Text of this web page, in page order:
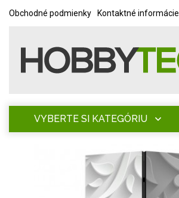
Obchodné podmienky Kontaktné informácie
VYBERTE SI KATEGÓRIU